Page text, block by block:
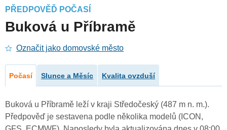
PŘEDPOVĚĎ POČASÍ
Buková u Příbramě
Označit jako domovské město
Počasí Slunce a Měsíc Kvalita ovzduší
Buková u Příbramě leží v kraji Středočeský (487 m n. m.).
Předpověď je sestavena podle několika modelů (ICON,